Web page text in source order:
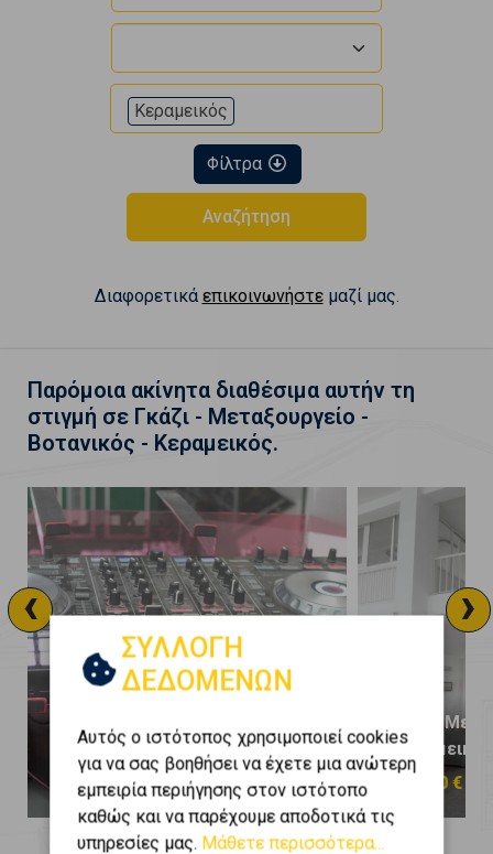
Κεραμεικός
Φίλτρα
Αναζήτηση
Διαφορετικά επικοινωνήστεμαζί μας.
Παρόμοια ακίνητα διαθέσιμα αυτήν τη
στιγμή σε Γκάζι - Μεταξουργείο -
Βοτανικός - Κεραμεικός.
- Κεραμεικός
110.000 €
Γκάζι -
- Κεραμεικός
800.000 €
‹ ›
ΣΥΛΛΟΓΗ
ΔΕΔΟΜΕΝΩΝ
Αυτός ο ιστότοπος χρησιμοποιεί cookies
για να σας βοηθήσει να έχετε μια ανώτερη
εμπειρία περιήγησης στον ιστότοπο
καθώς και να παρέχουμε αποδοτικά τις
υπηρεσίες μας. Μάθετε περισσότερα...